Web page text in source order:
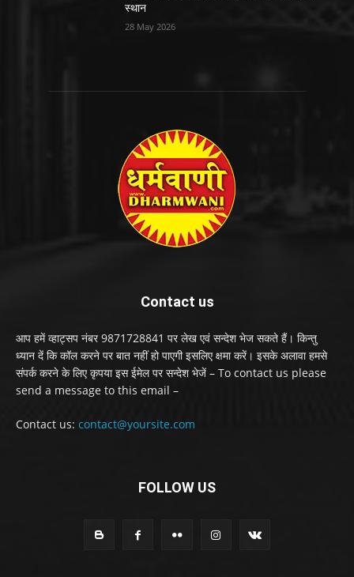
स्थान
28 May 2026
Contact us
आप हमें व्हाट्सप नंबर 9871728841 पर लेख एवं सन्देश भेज सकते हैं। किन्तु
ध्यान दें कि कॉल करने पर बात नहीं हो पाएगी इसलिए क्षमा करें। इसके अलावा हमसे
संपर्क करने के लिए कृपया इस ईमेल पर सन्देश भेजें – To contact us please
send a message to this email –
Contact us: contact@yoursite.com
FOLLOW US